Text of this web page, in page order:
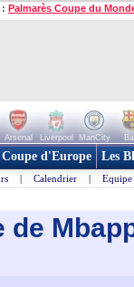
: Palmarès Coupe du
Arsenal Liverpool ManCity
Coupe d'Europe Les
| Calendrier | Equipe
de